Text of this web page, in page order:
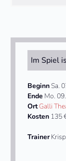
Im Spiel
BeginnSa.
Ende Mo.
OrtGalli
Kosten 135
Trainer